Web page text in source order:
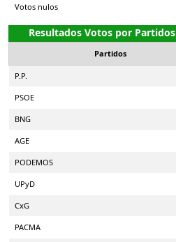
Votos nulos
Resultados Votos por
Partidos
P.P.
PSOE
BNG
AGE
PODEMOS
UPyD
CxG
PACMA